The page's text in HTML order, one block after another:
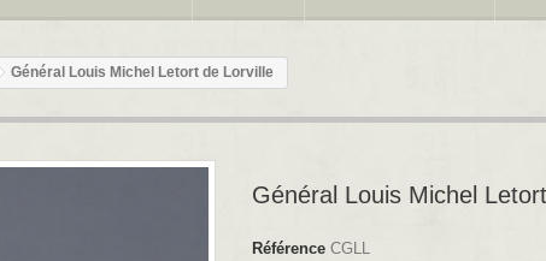
Général Louis Michel Letort de Lorville
Général Louis Michel
Référence CGLL